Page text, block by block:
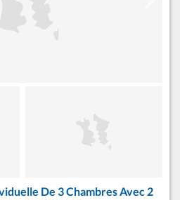
De 3 Chambres Avec 2